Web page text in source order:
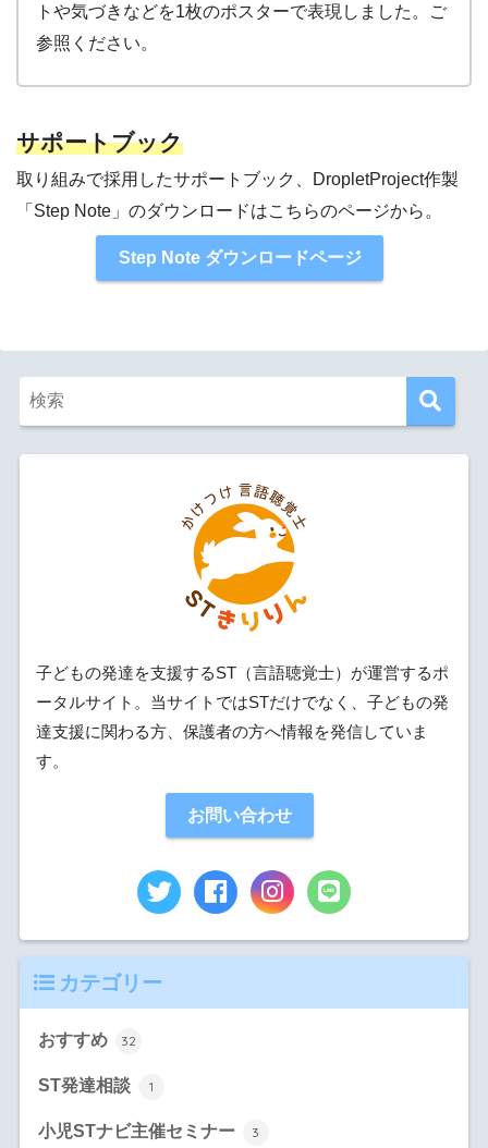
トや気づきなどを1枚のポスターで表現しました。ご
参照ください。
サポートブック
取り組みで採用したサポートブック、DropletProject作製
「Step Note」のダウンロードはこちらのページから。
Step Note ダウンロードページ
子どもの発達を支援するST（言語聴覚士）が運営するポ
ータルサイト。当サイトではSTだけでなく、子どもの発
達支援に関わる方、保護者の方へ情報を発信していま
す。
お問い合わせ
カテゴリー
おすすめ 32
ST発達相談 1
小児STナビ主催セミナー 3